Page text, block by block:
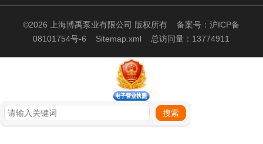
©2026 上海博禹泵业有限公司 版权所有备案号：沪ICP备
08101754号-6
Sitemap.xml 总访问量：13774911